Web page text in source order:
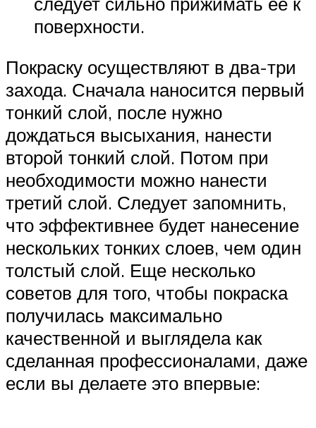
поверхности.
Покраску осуществляют в два-три
захода. Сначала наносится первый
тонкий слой, после нужно
дождаться высыхания, нанести
второй тонкий слой. Потом при
необходимости можно нанести
третий слой. Следует запомнить,
что эффективнее будет нанесение
нескольких тонких слоев, чем один
толстый слой. Еще несколько
советов для того, чтобы покраска
получилась максимально
качественной и выглядела как
сделанная профессионалами, даже
если вы делаете это впервые: